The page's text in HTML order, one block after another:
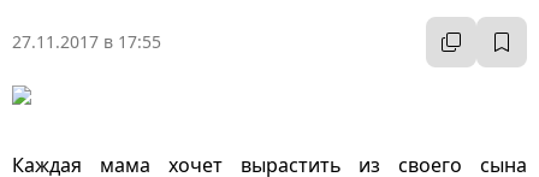
27.11.2017 в 17:55
Каждая мама хочет вырастить из своего сына